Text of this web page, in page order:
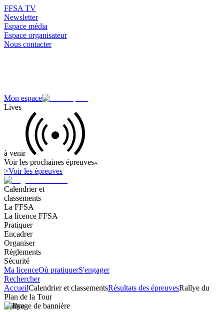
FFSA TV
Newsletter
Espace média
Espace organisateur
Nous contacter
Mon espace
Lives
à venir
Voir les prochaines épreuves
>Voir les épreuves
Calendrier et
classements
La FFSA
La licence FFSA
Pratiquer
Encadrer
Organiser
Règlements
Sécurité
Ma licenceOù pratiquerS'engager
Rechercher
AccueilCalendrier et classementsRésultats des épreuvesRallye du
Plan de la Tour
Rallye